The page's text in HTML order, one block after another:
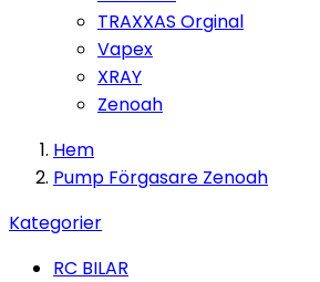
TRAXXAS Orginal
Vapex
XRAY
Zenoah
Hem
Pump Förgasare Zenoah
Kategorier
RC BILAR